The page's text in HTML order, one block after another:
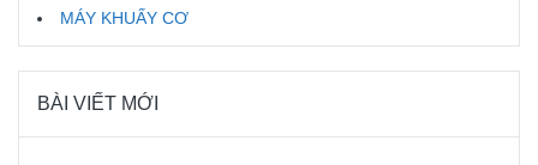
MÁY KHUẤY CƠ
BÀI VIẾT MỚI